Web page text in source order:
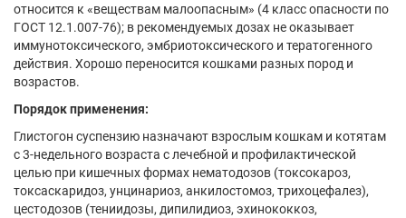
относится к «веществам малоопасным» (4 класс опасности по
ГОСТ 12.1.007-76); в рекомендуемых дозах не оказывает
иммунотоксического, эмбриотоксического и тератогенного
действия. Хорошо переносится кошками разных пород и
возрастов.
Порядок применения:
Глистогон суспензию назначают взрослым кошкам и котятам
с 3-недельного возраста с лечебной и профилактической
целью при кишечных формах нематодозов (токсокароз,
токсаскаридоз, унцинариоз, анкилостомоз, трихоцефалез),
цестодозов (тениидозы, дипилидиоз, эхинококкоз,